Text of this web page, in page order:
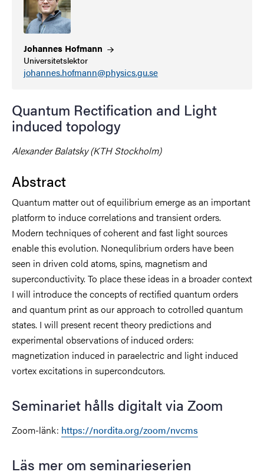
Johannes Hofmann
Universitetslektor
johannes.hofmann@physics.gu.se
Quantum Rectification and Light
induced topology
Alexander Balatsky (KTH Stockholm)
Abstract
Quantum matter out of equilibrium emerge as an important
platform to induce correlations and transient orders.
Modern techniques of coherent and fast light sources
enable this evolution. Nonequlibrium orders have been
seen in driven cold atoms, spins, magnetism and
superconductivity. To place these ideas in a broader context
I will introduce the concepts of rectified quantum orders
and quantum print as our approach to cotrolled quantum
states. I will present recent theory predictions and
experimental observations of induced orders:
magnetization induced in paraelectric and light induced
vortex excitations in supercondcutors.
Seminariet hålls digitalt via Zoom
Zoom-länk: https://nordita.org/zoom/nvcms
Läs mer om seminarieserien